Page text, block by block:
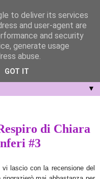
▼
di Chiara
#3
lascio con la recensione del
to deliver its services
and user-agent are
and security
generate usage
abuse.
GOT IT